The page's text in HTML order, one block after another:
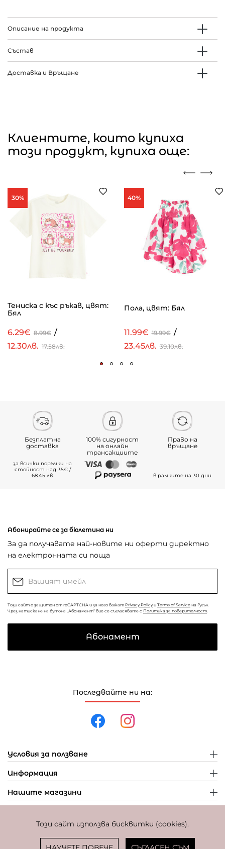
Този сайт използва бисквитки (cookies).
Описание на продукта
Състав
Доставка и Връщане
Клиентите, които купиха
този продукт, купиха още:
30%
Тениска с къс ръкав, цвят:
Бял
6.29€ 8.99€ /
12.30лв. 17.58лв.
40%
Пола, цвят: Бял
11.99€ 19.99€ /
23.45лв. 39.10лв.
Безплатна
доставка
за всички поръчки на
стойност над 35€ /
68.45 лв.
100% сигурност
на онлайн
трансакциите
Право на
връщане
в рамките на 30 дни
Последвайте ни на:
Условия за ползване
Информация
Нашите магазини
Абонирайте се за бюлетина ни
За да получавате най-новите ни оферти директно
на електронната си поща
Този сайт е защитен от reCAPTCHA и за него важат Privacy Policy и Terms of Service на Гугъл.
Чрез натискане на бутона „Абонамент“ вие се съгласявате с Политика за поверителност
Абонамент
Фиксиран курс за превалутиране: 1 EUR = 1,95583 BGN